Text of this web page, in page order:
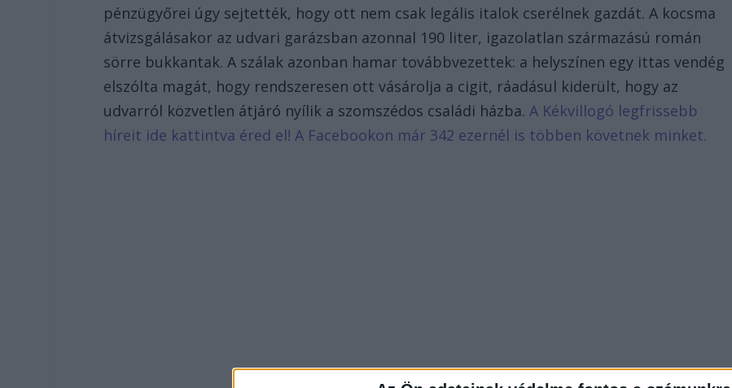
pénzügyőrei úgy sejtették, hogy ott nem csak legális italok cserélnek gazdát. A kocsma
átvizsgálásakor az udvari garázsban azonnal 190 liter, igazolatlan származású román
sörre bukkantak. A szálak azonban hamar továbbvezettek: a helyszínen egy ittas vendég
elszólta magát, hogy rendszeresen ott vásárolja a cigit, ráadásul kiderült, hogy az
udvarról közvetlen átjáró nyílik a szomszédos családi házba.A Kékvillogó legfrissebb
híreit ide kattintva éred el! A Facebookon már 342 ezernél is többen követnek minket.